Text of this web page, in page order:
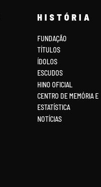
HISTÓRIA
FUNDAÇÃO
TÍTULOS
ÍDOLOS
ESCUDOS
HINO OFICIAL
CENTRO DE MEMÓRIA E
ESTATÍSTICA
NOTÍCIAS